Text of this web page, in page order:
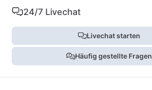
24/7 Livechat
Livechat starten
Häufig gestellte Fragen